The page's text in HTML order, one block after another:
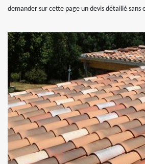
demander sur cette page un devis détaillé sans